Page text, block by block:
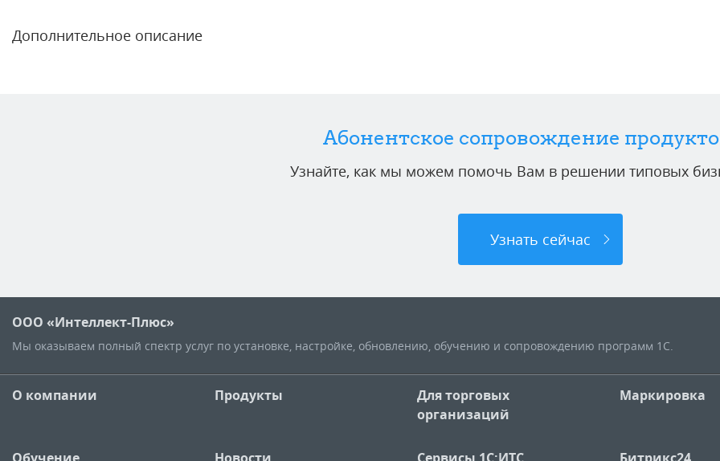
Дополнительное описание
Абонентское сопровождение
Узнайте, как мы можем помочь Вам в решении типовых
Узнать сейчас
ООО «Интеллект-Плюс»
Мы оказываем полный спектр услуг по установке, настройке, обновлению, обучению и сопровождению программ 1С.
О компании Продукты
Для торговых
организаций
Маркировка